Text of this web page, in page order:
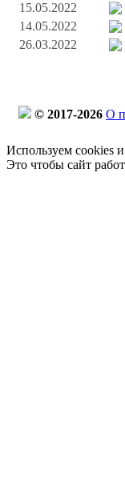
15.05.2022
14.05.2022
26.03.2022
© 2017-2026 О
Используем cookies
Это чтобы сайт